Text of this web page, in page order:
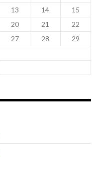
13 14
15
20 21
22
27 28
29